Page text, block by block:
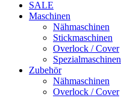
SALE
Maschinen
Nähmaschinen
Stickmaschinen
Overlock / Cover
Spezialmaschinen
Zubehör
Nähmaschinen
Overlock / Cover